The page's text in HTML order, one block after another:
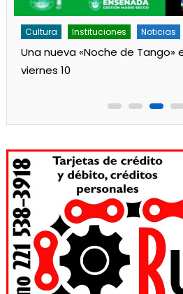
Cultura Noticias Principal
Los jardines de Ensenada